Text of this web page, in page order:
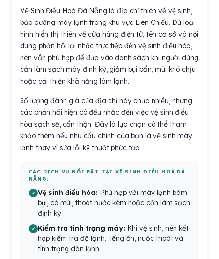
Vệ Sinh Điều Hoà Đà Nẵng là địa chỉ thiên về vệ sinh,
bảo dưỡng máy lạnh trong khu vực Liên Chiểu. Dù loại
hình hiển thị thiên về cửa hàng điện tử, tên cơ sở và nội
dung phản hồi lại nhắc trực tiếp đến vệ sinh điều hòa,
nên vẫn phù hợp để đưa vào danh sách khi người dùng
cần làm sạch máy định kỳ, giảm bụi bẩn, mùi khó chịu
hoặc cải thiện khả năng làm lạnh.
Số lượng đánh giá của địa chỉ này chưa nhiều, nhưng
các phản hồi hiện có đều nhắc đến việc vệ sinh điều
hòa sạch sẽ, cẩn thận. Đây là lựa chọn có thể tham
khảo thêm nếu nhu cầu chính của bạn là vệ sinh máy
lạnh thay vì sửa lỗi kỹ thuật phức tạp.
CÁC DỊCH VỤ NỔI BẬT TẠI VỆ SINH ĐIỀU HOÀ ĐÀ
NẴNG:
Vệ sinh điều hòa: Phù hợp với máy lạnh bám
bụi, có mùi, thoát nước kém hoặc cần làm sạch
định kỳ.
Kiểm tra tình trạng máy: Khi vệ sinh, nên kết
hợp kiểm tra độ lạnh, tiếng ồn, nước thoát và
tình trạng dàn lạnh.